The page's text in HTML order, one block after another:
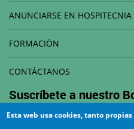
ANUNCIARSE EN HOSPITECNIA
FORMACIÓN
CONTÁCTANOS
Suscríbete a nuestro
Esta web usa cookies, tanto